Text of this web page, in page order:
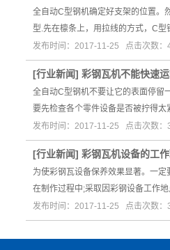
全自动C型钢机确定好支架的位置。
型.先在檩条上，用拉线的方式，C型
发布时间：2017-11-25 点击次数：
[行业新闻] 彩钢瓦机不能快速
全自动C型钢机不要让它的表面停留
要先检查各个零件设备是否被拧得
发布时间：2017-11-25 点击次数：
[行业新闻] 彩钢瓦机设备的工
为使彩钢瓦设备保养效果显著。一
在制作过程中;采取因彩钢设备工作
发布时间：2017-11-25 点击次数：